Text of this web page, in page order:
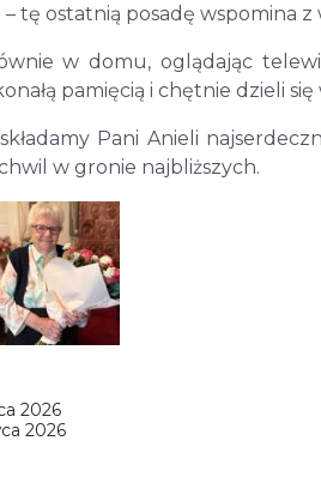
tę ostatnią posadę wspomina
w domu, oglądając
pamięcią i chętnie dzieli
Pani Anieli
w gronie najbliższych.
2026
2026